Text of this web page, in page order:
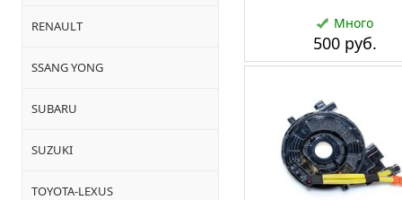
RENAULT
SSANG YONG
SUBARU
SUZUKI
TOYOTA-LEXUS
Много
500 руб.